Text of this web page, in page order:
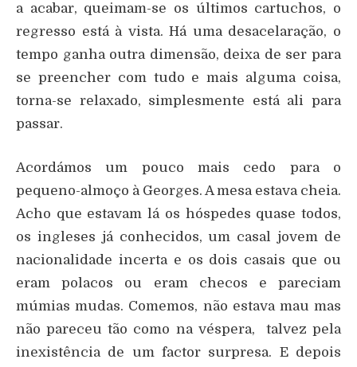
a acabar, queimam-se os últimos cartuchos, o
regresso está à vista. Há uma desacelaração, o
tempo ganha outra dimensão, deixa de ser para
se preencher com tudo e mais alguma coisa,
torna-se relaxado, simplesmente está ali para
passar.
Acordámos um pouco mais cedo para o
pequeno-almoço à Georges. A mesa estava cheia.
Acho que estavam lá os hóspedes quase todos,
os ingleses já conhecidos, um casal jovem de
nacionalidade incerta e os dois casais que ou
eram polacos ou eram checos e pareciam
múmias mudas. Comemos, não estava mau mas
não pareceu tão como na véspera, talvez pela
inexistência de um factor surpresa. E depois